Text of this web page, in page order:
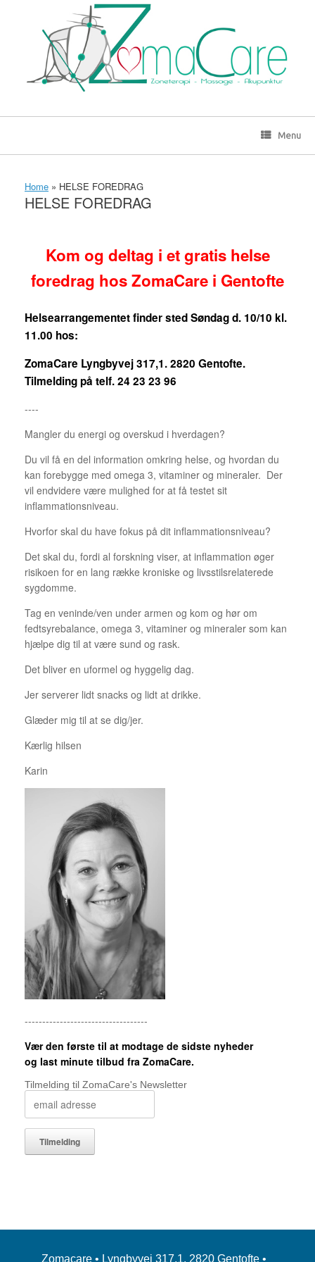
Menu
Home » HELSE FOREDRAG
HELSE FOREDRAG
Kom og deltag i et gratis helse
foredrag hos ZomaCare i Gentofte
Helsearrangementet finder sted Søndag d. 10/10 kl.
11.00 hos:
ZomaCare Lyngbyvej 317,1. 2820 Gentofte.
Tilmelding på telf. 24 23 23 96
----
Mangler du energi og overskud i hverdagen?
Du vil få en del information omkring helse, og hvordan du
kan forebygge med omega 3, vitaminer og mineraler. Der
vil endvidere være mulighed for at få testet sit
inflammationsniveau.
Hvorfor skal du have fokus på dit inflammationsniveau?
Det skal du, fordi al forskning viser, at inflammation øger
risikoen for en lang række kroniske og livsstilsrelaterede
sygdomme.
Tag en veninde/ven under armen og kom og hør om
fedtsyrebalance, omega 3, vitaminer og mineraler som kan
hjælpe dig til at være sund og rask.
Det bliver en uformel og hyggelig dag.
Jer serverer lidt snacks og lidt at drikke.
Glæder mig til at se dig/jer.
Kærlig hilsen
Karin
-----------------------------------
Vær den første til at modtage de sidste nyheder
og last minute tilbud fra ZomaCare.
Tilmelding til ZomaCare's Newsletter
Zomacare • Lyngbyvej 317,1. 2820 Gentofte •